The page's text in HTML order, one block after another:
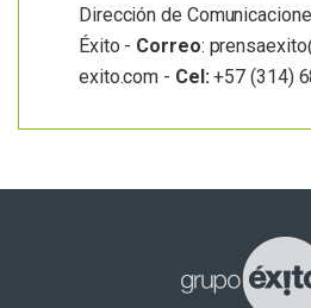
Dirección de
Éxito - Correo:
exito.com - Cel: +57 (314)